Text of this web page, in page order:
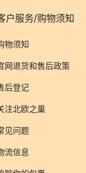
户服务/购物须知
物须知
网退货和售后政策
后登记
注北欧之巢
见问题
流信息